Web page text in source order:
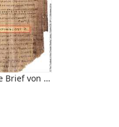
(Video)
Brief von Paulus an die